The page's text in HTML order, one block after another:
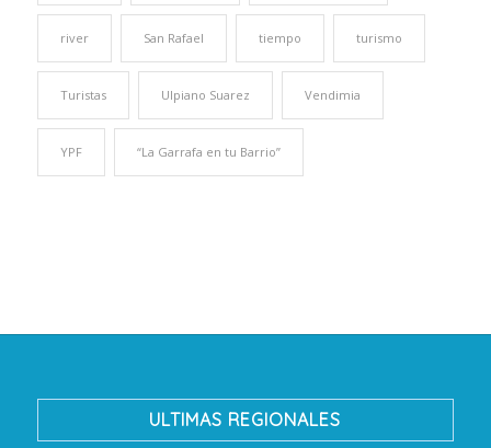
river San Rafael tiempo turismo
Turistas Ulpiano Suarez Vendimia
YPF “La Garrafa en tu Barrio”
ULTIMAS REGIONALES